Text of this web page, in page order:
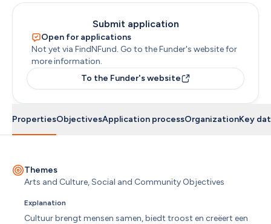
Submit application
Open for applications
Not yet via FindNFund. Go to the Funder's website for
more information.
To the Funder's website
PropertiesObjectivesApplication processOrganizationKey
Themes
Arts and Culture, Social and Community Objectives
Explanation
Cultuur brengt mensen samen, biedt troost en creëert een